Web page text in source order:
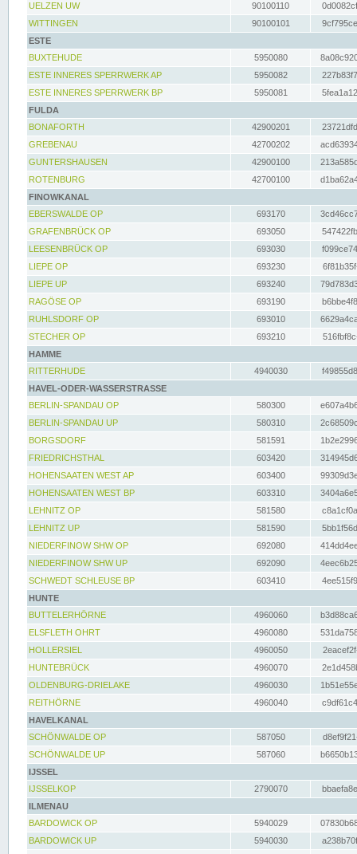
UELZEN UW
90100110
WITTINGEN
90100101
ESTE
BUXTEHUDE
5950080
ESTE INNERES SPERRWERK AP
5950082
ESTE INNERES SPERRWERK BP
5950081
FULDA
BONAFORTH
42900201
GREBENAU
42700202
GUNTERSHAUSEN
42900100
ROTENBURG
42700100
FINOWKANAL
EBERSWALDE OP
693170
GRAFENBRÜCK OP
693050
LEESENBRÜCK OP
693030
LIEPE OP
693230
LIEPE UP
693240
RAGÖSE OP
693190
RUHLSDORF OP
693010
STECHER OP
693210
HAMME
RITTERHUDE
4940030
HAVEL-ODER-WASSERSTRASSE
BERLIN-SPANDAU OP
580300
BERLIN-SPANDAU UP
580310
BORGSDORF
581591
FRIEDRICHSTHAL
603420
HOHENSAATEN WEST AP
603400
HOHENSAATEN WEST BP
603310
LEHNITZ OP
581580
LEHNITZ UP
581590
NIEDERFINOW SHW OP
692080
NIEDERFINOW SHW UP
692090
SCHWEDT SCHLEUSE BP
603410
HUNTE
BUTTELERHÖRNE
4960060
ELSFLETH OHRT
4960080
HOLLERSIEL
4960050
HUNTEBRÜCK
4960070
OLDENBURG-DRIELAKE
4960030
REITHÖRNE
4960040
HAVELKANAL
SCHÖNWALDE OP
587050
SCHÖNWALDE UP
587060
IJSSEL
IJSSELKOP
2790070
ILMENAU
BARDOWICK OP
5940029
BARDOWICK UP
5940030